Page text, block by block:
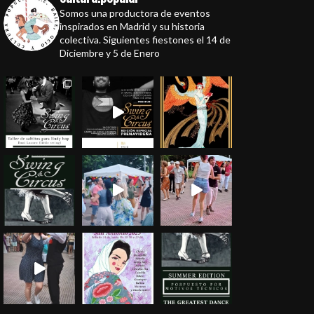
Somos una productora de eventos
inspirados en Madrid y su historia
colectiva. Siguientes fiestones el 14 de
Diciembre y 5 de Enero